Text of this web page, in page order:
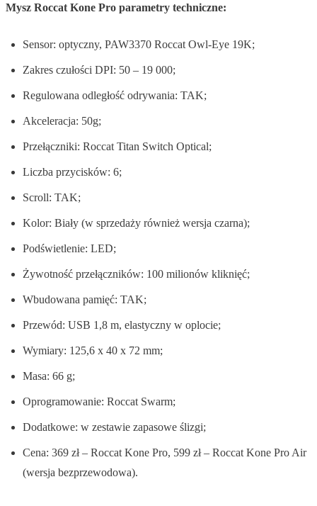
Mysz Roccat Kone Pro parametry techniczne:
Sensor: optyczny, PAW3370 Roccat Owl-Eye 19K;
Zakres czułości DPI: 50 – 19 000;
Regulowana odległość odrywania: TAK;
Akceleracja: 50g;
Przełączniki: Roccat Titan Switch Optical;
Liczba przycisków: 6;
Scroll: TAK;
Kolor: Biały (w sprzedaży również wersja czarna);
Podświetlenie: LED;
Żywotność przełączników: 100 milionów kliknięć;
Wbudowana pamięć: TAK;
Przewód: USB 1,8 m, elastyczny w oplocie;
Wymiary: 125,6 x 40 x 72 mm;
Masa: 66 g;
Oprogramowanie: Roccat Swarm;
Dodatkowe: w zestawie zapasowe ślizgi;
Cena: 369 zł – Roccat Kone Pro, 599 zł – Roccat Kone Pro Air
(wersja bezprzewodowa).